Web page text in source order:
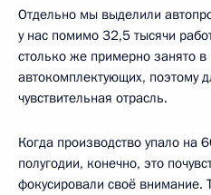
Отдельно мы выделили
у нас помимо 32,5 тысячи
столько же примерно занято в
автокомплектующих, поэтому
чувствительная отрасль.
Когда производство упало на
полугодии, конечно, это
фокусировали своё